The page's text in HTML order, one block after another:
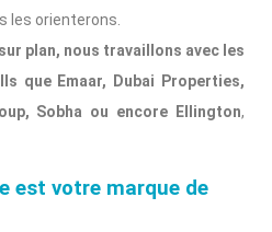
les orienterons.
plan, nous travaillons avec les
que Emaar, Dubai Properties,
Sobha ou encore Ellington,
est votre marque de